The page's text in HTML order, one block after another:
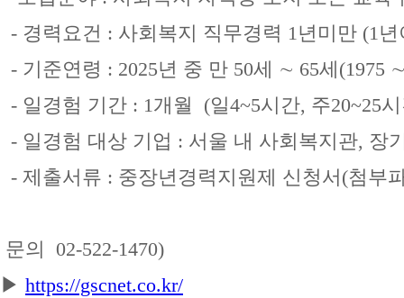
- 경력요건 : 사회복지 직무경력 1년미만 (1
- 기준연령 : 2025년 중 만 50세 ∼ 65세(1975
- 일경험 기간 : 1개월 (일4~5시간, 주20~25
- 일경험 대상 기업 : 서울 내 사회복지관, 장
- 제출서류 : 중장년경력지원제 신청서(첨부
문의 02-522-1470)
▶ https://gscnet.co.kr/